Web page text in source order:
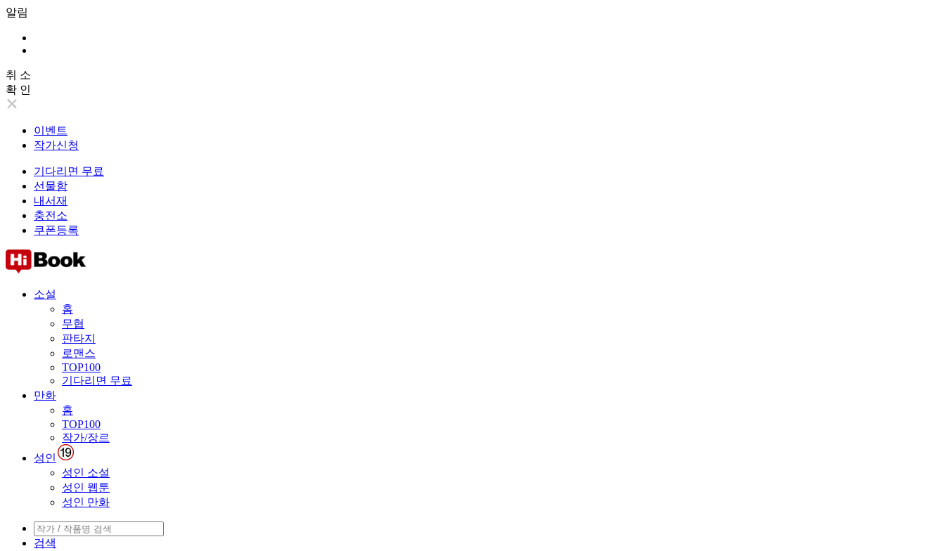
알림
취 소
확 인
이벤트
작가신청
기다리면 무료
선물함
내서재
충전소
쿠폰등록
소설
홈
무협
판타지
로맨스
TOP100
기다리면 무료
만화
홈
TOP100
작가/장르
성인
성인 소설
성인 웹툰
성인 만화
검색